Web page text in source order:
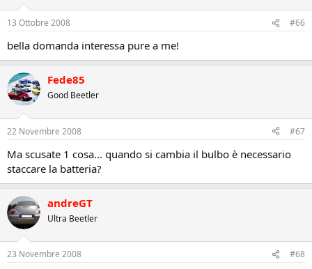
13 Ottobre 2008 #66
bella domanda interessa pure a me!
Fede85
Good Beetler
22 Novembre 2008 #67
Ma scusate 1 cosa... quando si cambia il bulbo è necessario
staccare la batteria?
andreGT
Ultra Beetler
23 Novembre 2008 #68